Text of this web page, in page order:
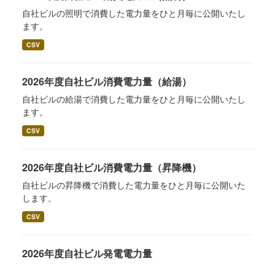
自社ビルの照明で消費した電力量をひと月毎に公開いたし
ます。
CSV
2026年度自社ビル消費電力量（給湯）
自社ビルの給湯で消費した電力量をひと月毎に公開いたし
ます。
CSV
2026年度自社ビル消費電力量（昇降機）
自社ビルの昇降機で消費した電力量をひと月毎に公開いた
します。
CSV
2026年度自社ビル発電電力量